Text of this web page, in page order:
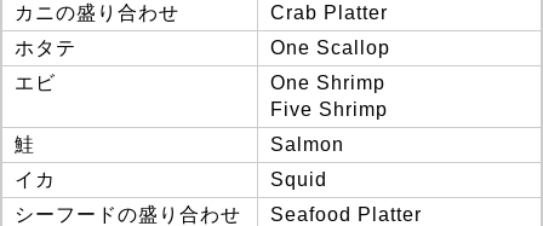
カニの盛り合わせ
Crab Platter
ホタテ
One Scallop
エビ
One Shrimp
Five Shrimp
鮭
Salmon
イカ
Squid
シーフードの盛り合わせ
Seafood Platter